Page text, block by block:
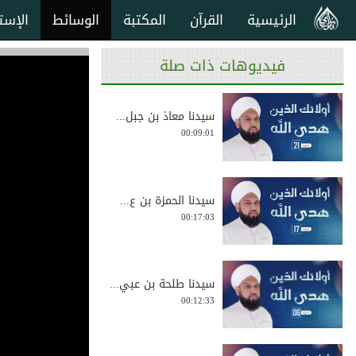
الوسائط المكتبة القرآن الرئيسية
فيديوهات ذات صلة
سيدنا معاذ بن جبل...
00:09:01
سيدنا الحمزة بن ع...
00:17:03
سيدنا طلحة بن عبي...
00:12:33